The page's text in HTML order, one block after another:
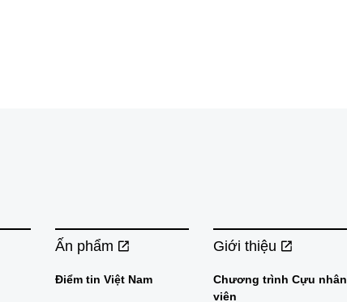
Ấn phẩm
Điểm tin Việt Nam
Giới thiệu
Chương trình Cựu nhân
viên